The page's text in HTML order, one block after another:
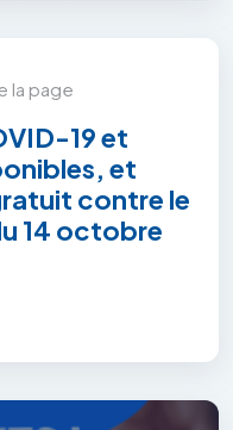
la page
19 et
et
contre le
14 octobre